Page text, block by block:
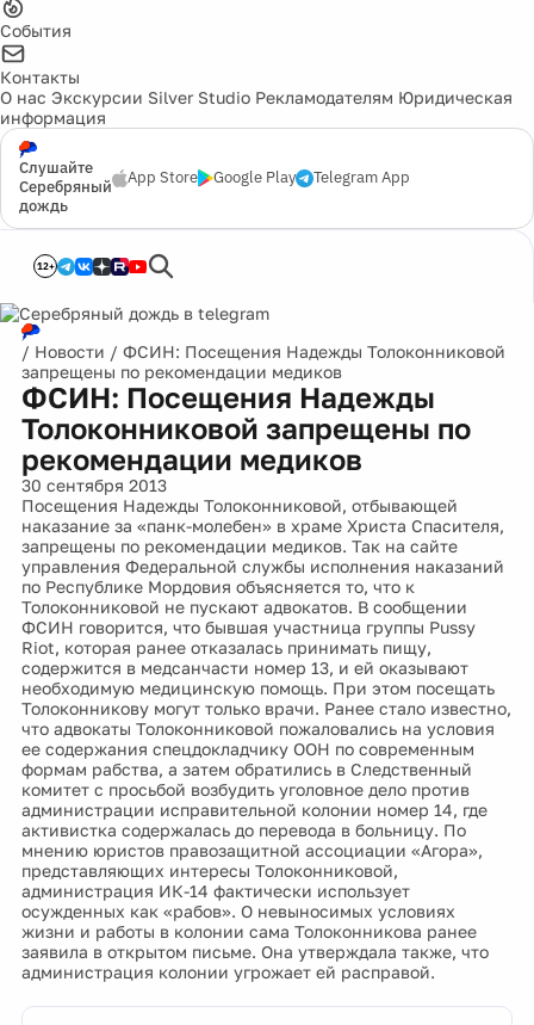
События
Контакты
О нас Экскурсии Silver Studio Рекламодателям Юридическая
информация
Слушайте
Серебряный
дождь
App Store Google Play Telegram App
12+
/ Новости / ФСИН: Посещения Надежды Толоконниковой
запрещены по рекомендации медиков
ФСИН: Посещения Надежды
Толоконниковой запрещены по
рекомендации медиков
30 сентября 2013
Посещения Надежды Толоконниковой, отбывающей
наказание за «панк-молебен» в храме Христа Спасителя,
запрещены по рекомендации медиков. Так на сайте
управления Федеральной службы исполнения наказаний
по Республике Мордовия объясняется то, что к
Толоконниковой не пускают адвокатов. В сообщении
ФСИН говорится, что бывшая участница группы Pussy
Riot, которая ранее отказалась принимать пищу,
содержится в медсанчасти номер 13, и ей оказывают
необходимую медицинскую помощь. При этом посещать
Толоконникову могут только врачи. Ранее стало известно,
что адвокаты Толоконниковой пожаловались на условия
ее содержания спецдокладчику ООН по современным
формам рабства, а затем обратились в Следственный
комитет с просьбой возбудить уголовное дело против
администрации исправительной колонии номер 14, где
активистка содержалась до перевода в больницу. По
мнению юристов правозащитной ассоциации «Агора»,
представляющих интересы Толоконниковой,
администрация ИК-14 фактически использует
осужденных как «рабов». О невыносимых условиях
жизни и работы в колонии сама Толоконникова ранее
заявила в открытом письме. Она утверждала также, что
администрация колонии угрожает ей расправой.